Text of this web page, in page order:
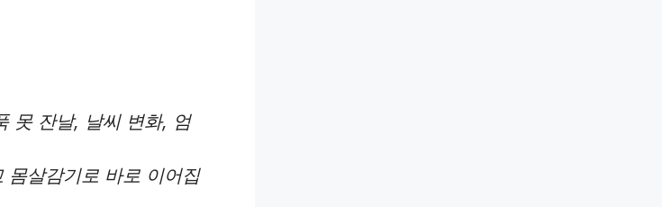
못 잔날, 날씨 변화, 엄
몸살감기로 바로 이어집